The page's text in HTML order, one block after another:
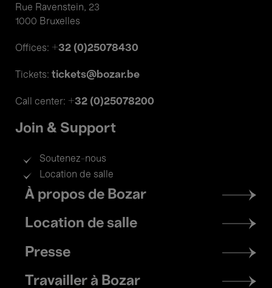
Rue Ravenstein, 23
1000 Bruxelles
Offices: +32 (0)25078430
Tickets: tickets@bozar.be
Call center: +32 (0)25078200
Join & Support
Soutenez-nous
Location de salle
Footer
menu
À propos de Bozar
Location de salle
Presse
Travailler à Bozar